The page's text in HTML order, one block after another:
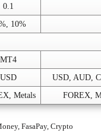
0.1
10%
MT4
USD
USD, AUD,
Metals FOREX,
FasaPay, Crypto